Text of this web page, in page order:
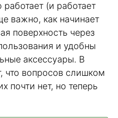
(и работает
важно, как начинает
поверхность через
и удобны
аксессуары. В
что вопросов слишком
почти нет, но теперь